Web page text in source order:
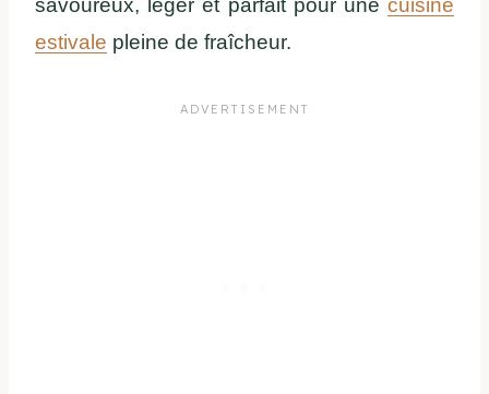
estivale pleine de fraîcheur.